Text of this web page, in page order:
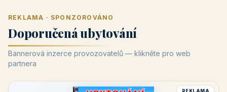
REKLAMA · SPONZOROVÁNO
Doporučená ubytování
Bannerová inzerce provozovatelů — klikněte pro web
partnera
REKLAMA